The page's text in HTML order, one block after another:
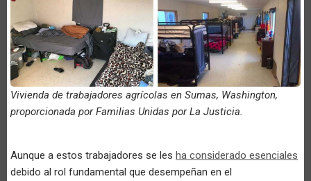
Vivienda de trabajadores agrícolas en Sumas, Washington,
proporcionada por Familias Unidas por La Justicia.
Aunque a estos trabajadores se les ha considerado esenciales
debido al rol fundamental que desempeñan en el